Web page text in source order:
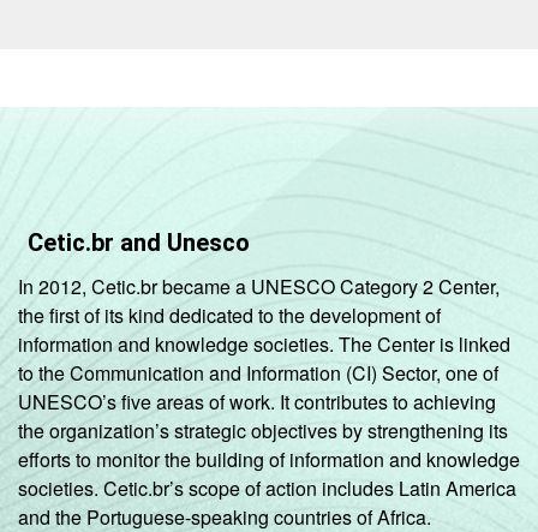
Cetic.br and Unesco
In 2012, Cetic.br became a UNESCO Category 2 Center,
the first of its kind dedicated to the development of
information and knowledge societies. The Center is linked
to the Communication and Information (CI) Sector, one of
UNESCO’s five areas of work. It contributes to achieving
the organization’s strategic objectives by strengthening its
efforts to monitor the building of information and knowledge
societies. Cetic.br’s scope of action includes Latin America
and the Portuguese-speaking countries of Africa.